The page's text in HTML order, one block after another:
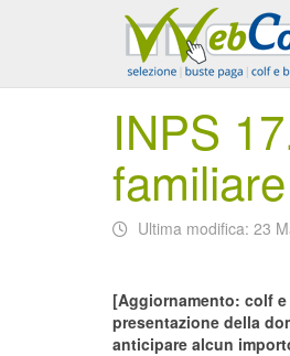
INPS
Ultima modifica: 23
[Aggiornamento: colf
presentazione della
anticipare alcun